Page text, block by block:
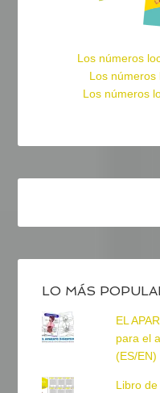
Los números
Los números
Los números
LO MÁS
EL
para el
(ES/EN)
Libro de